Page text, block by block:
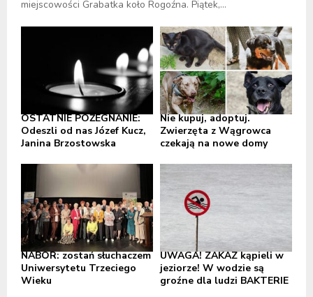
miejscowości Grabatka koło Rogoźna. Piątek,...
OSTATNIE POŻEGNANIE:
Odeszli od nas Józef Kucz,
Janina Brzostowska
Nie kupuj, adoptuj.
Zwierzęta z Wągrowca
czekają na nowe domy
NABÓR: zostań słuchaczem
Uniwersytetu Trzeciego
Wieku
UWAGA! ZAKAZ kąpieli w
jeziorze! W wodzie są
groźne dla ludzi BAKTERIE